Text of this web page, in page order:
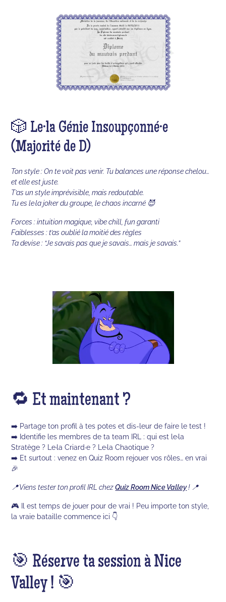
🎲 Le·la Génie Insoupçonné·e
(Majorité de D)
Ton style : On te voit pas venir. Tu balances une réponse chelou…
et elle est juste.
T’as un style imprévisible, mais redoutable.
Tu es le·la joker du groupe, le chaos incarné 😈
Forces : intuition magique, vibe chill, fun garanti
Faiblesses : t’as oublié la moitié des règles
Ta devise : “Je savais pas que je savais… mais je savais.”
🔁 Et maintenant ?
➡️ Partage ton profil à tes potes et dis-leur de faire le test !
➡️ Identifie les membres de ta team IRL : qui est le·la
Stratège ? Le·la Criard·e ? Le·la Chaotique ?
➡️ Et surtout : venez en Quiz Room rejouer vos rôles… en vrai
🎉
📍 Viens tester ton profil IRL chezQuiz Room Nice Valley! 📍
🎮 Il est temps de jouer pour de vrai ! Peu importe ton style,
la vraie bataille commence ici 👇
🎯 Réserve ta session à Nice
Valley ! 🎯